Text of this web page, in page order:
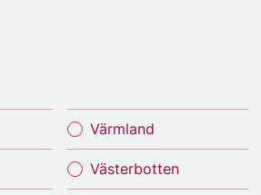
Värmland
Västerbotten